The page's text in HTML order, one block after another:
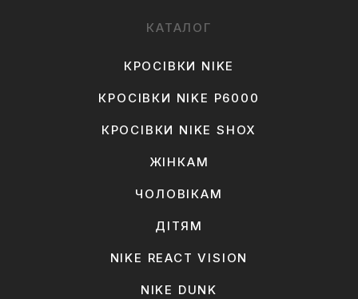
КАТАЛОГ
КРОСІВКИ NIKE
КРОСІВКИ NIKE P6000
КРОСІВКИ NIKE SHOX
ЖІНКАМ
ЧОЛОВІКАМ
ДІТЯМ
NIKE REACT VISION
NIKE DUNK